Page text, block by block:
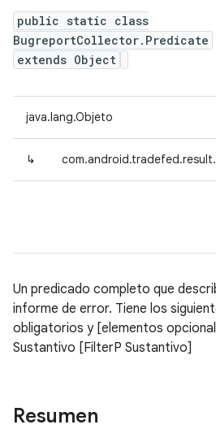
public static class
BugreportCollector.Predicate
extends Object
java.lang.Objeto
↳
Un predicado completo que
informe de error. Tiene los
obligatorios y [elementos
Sustantivo [FilterP Sustantivo]
Resumen